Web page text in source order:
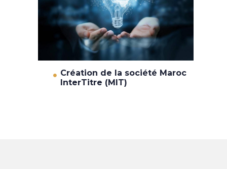
Création de la société Maroc
InterTitre (MIT)